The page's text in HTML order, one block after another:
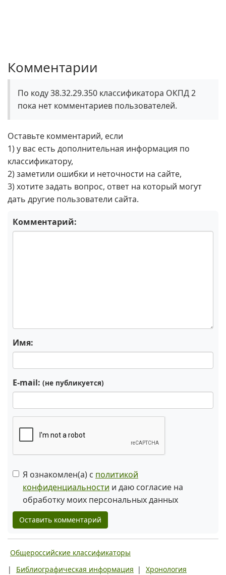
Комментарии
По коду 38.32.29.350 классификатора ОКПД 2
пока нет комментариев пользователей.
Оставьте комментарий, если
1) у вас есть дополнительная информация по
классификатору,
2) заметили ошибки и неточности на сайте,
3) хотите задать вопрос, ответ на который могут
дать другие пользователи сайта.
Комментарий:
Имя:
E-mail: (не публикуется)
Я ознакомлен(а) с политикой
конфиденциальности и даю согласие на
обработку моих персональных данных
Оставить комментарий
Общероссийские классификаторы
|
Библиографическая информация | Хронология